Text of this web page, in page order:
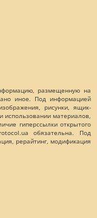
размещенную на
иное. Под информацией
рисунки, ящик-
материалов,
гиперссылки открытого
обязательна. Под
рерайтинг, модификация